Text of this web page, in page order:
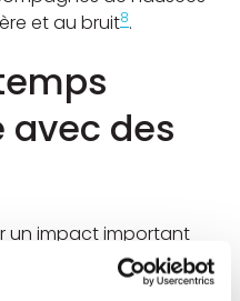
et au bruit8.
des
un impact important
pour les
régulières et